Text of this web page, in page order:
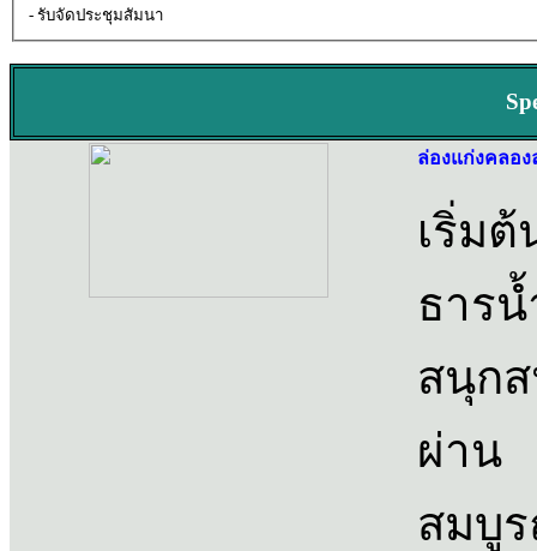
- รับจัดประชุมสัมนา
ล่องแก่งคลอง
เริ่ม
ธาร
สนุก
ผ่าน
สมบู